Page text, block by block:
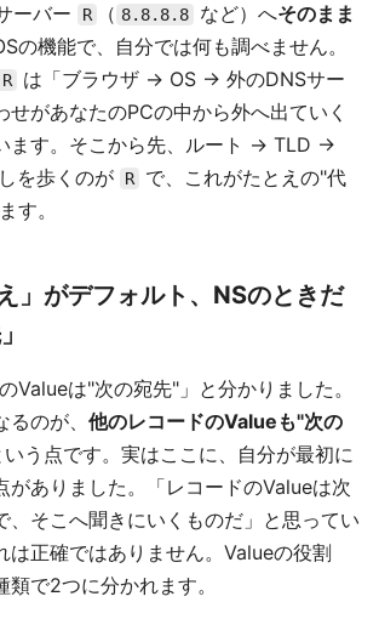
ーバー
R （ 8.8.8.8 など）へそのまま
の機能で、自分では何も調べません。
は「ブラウザ → OS → 外のDNSサー
せがあなたのPCの中から外へ出ていく
ます。そこから先、ルート → TLD →
を歩くのが
R
で、これがたとえの"代
す。
」がデフォルト、NSのときだ
Valueは"次の宛先"」と分かりました。
のが、 他のレコードのValueも"次の
いう点です。実はここに、自分が最初に
がありました。「レコードのValueは次
、そこへ聞きにいくものだ」と思ってい
は正確ではありません。Valueの役割
で2つに分かれます。